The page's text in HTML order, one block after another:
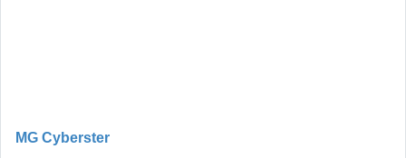
MG Cyberster